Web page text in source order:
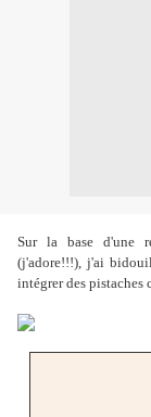
Sur la base d'une
(j'adore!!!), j'ai
intégrer des pistaches